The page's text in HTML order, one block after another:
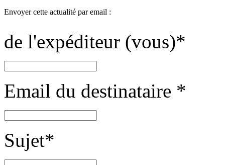
Envoyer cette actualité par email :
de l'expéditeur (vous)*
Email du destinataire *
Sujet*